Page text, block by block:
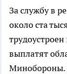
За службу в
около ста
выплатят
Минобороны.